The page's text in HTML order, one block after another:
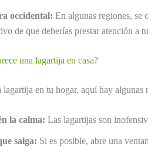
occidental: En algunas regiones, se
de que deberías prestar atención a
una lagartija en casa?
lagartija en tu hogar, aquí hay
la calma: Las lagartijas son
salga: Si es posible, abre una